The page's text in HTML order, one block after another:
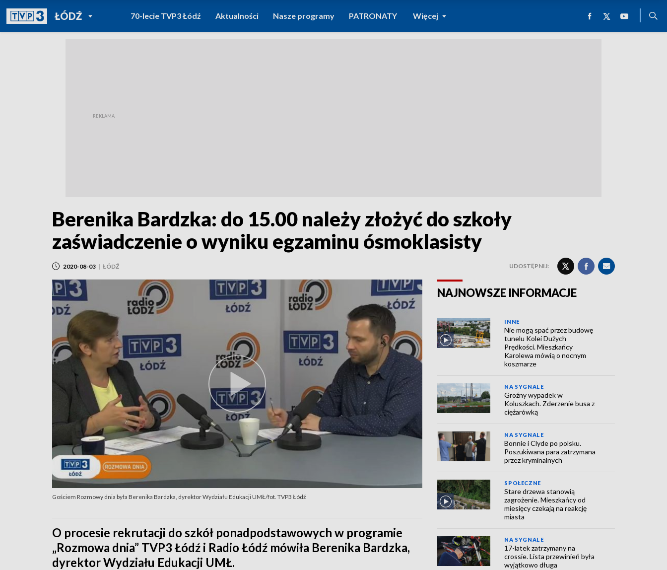
ŁÓDŹPOWRÓT DO
TVP REGIONY
70-lecie TVP3 Łódź Aktualności Nasze programy PATRONATY Więcej
Berenika Bardzka: do 15.00 należy złożyć do szkoły
zaświadczenie o wyniku egzaminu ósmoklasisty
2020-08-03 | ŁÓDŹ UDOSTĘPNIJ:
Gościem Rozmowy dnia była Berenika Bardzka, dyrektor Wydziału Edukacji UMŁ/fot. TVP3 Łódź
O procesie rekrutacji do szkół ponadpodstawowych w programie
„Rozmowa dnia” TVP3 Łódź i Radio Łódź mówiła Berenika Bardzka,
dyrektor Wydziału Edukacji UMŁ.
NAJNOWSZE INFORMACJE
INNE
Nie mogą spać przez budowę
tunelu Kolei Dużych
Prędkości. Mieszkańcy
Karolewa mówią o nocnym
koszmarze
NA SYGNALE
Groźny wypadek w
Koluszkach. Zderzenie busa z
ciężarówką
NA SYGNALE
Bonnie i Clyde po polsku.
Poszukiwana para zatrzymana
przez kryminalnych
SPOŁECZNE
Stare drzewa stanowią
zagrożenie. Mieszkańcy od
miesięcy czekają na reakcję
miasta
NA SYGNALE
17-latek zatrzymany na
crossie. Lista przewinień była
wyjątkowo długa